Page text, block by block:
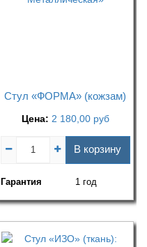
Стул «ФОРМА» (кожзам)
Цена: 2 180,00 руб
В корзину
Гарантия 1 год